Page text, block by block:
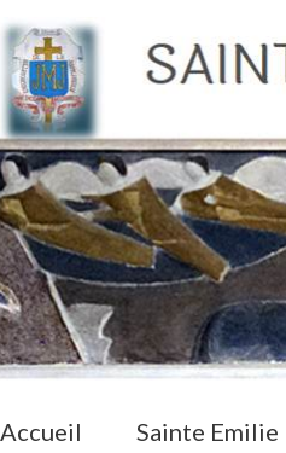
Accueil Sainte Emilie